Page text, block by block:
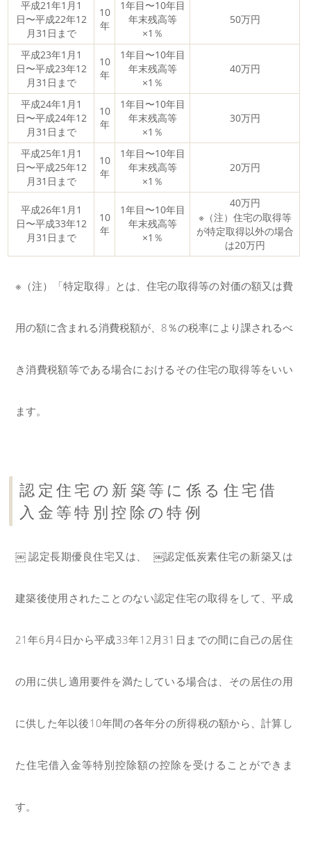
平成21年1月1
日〜平成22年12
月31日まで
10
年
1年目〜10年目
年末残高等
×1％
50万円
平成23年1月1
日〜平成23年12
月31日まで
10
年
1年目〜10年目
年末残高等
×1％
40万円
平成24年1月1
日〜平成24年12
月31日まで
10
年
1年目〜10年目
年末残高等
×1％
30万円
平成25年1月1
日〜平成25年12
月31日まで
10
年
1年目〜10年目
年末残高等
×1％
20万円
平成26年1月1
日〜平成33年12
月31日まで
10
年
1年目〜10年目
年末残高等
×1％
40万円
※（注）住宅の取得等
が特定取得以外の場合
は20万円
※（注）「特定取得」とは、住宅の取得等の対価の額又は費
用の額に含まれる消費税額が、8％の税率により課されるべ
き消費税額等である場合におけるその住宅の取得等をいい
ます。
認定住宅の新築等に係る住宅借
入金等特別控除の特例
￼ 認定長期優良住宅又は、 ￼認定低炭素住宅の新築又は
建築後使用されたことのない認定住宅の取得をして、平成
21年6月4日から平成33年12月31日までの間に自己の居住
の用に供し適用要件を満たしている場合は、その居住の用
に供した年以後10年間の各年分の所得税の額から、計算し
た住宅借入金等特別控除額の控除 を受けることができま
す。